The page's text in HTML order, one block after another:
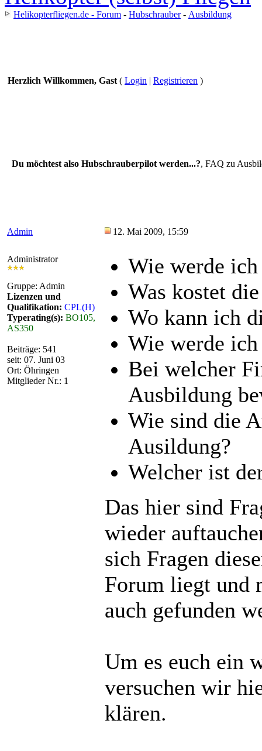
Helikopterfliegen.de - Forum - Hubschrauber- Ausbildung
Herzlich Willkommen, Gast ( Login | Registrieren )
Du möchtest also Hubschrauberpilot werden...?, FAQ zu
Admin 12. Mai 2009, 15:59
Administrator
Gruppe: Admin
Lizenzen und
Qualifikation: CPL(H)
Typerating(s): BO105,
AS350
Beiträge: 541
seit: 07. Juni 03
Ort: Öhringen
Mitglieder Nr.: 1
Wie werde
Was kostet
Wo kann ich
Wie werde
Bei welcher
Ausbildung
Wie sind die
Ausildung?
Welcher ist
Das hier sind
wieder
sich Fragen
Forum liegt
auch gefunden
Um es euch ein
versuchen wir
klären.